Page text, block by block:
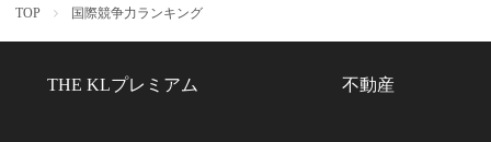
TOP 国際競争力ランキング
THE KLプレミアム 不動産